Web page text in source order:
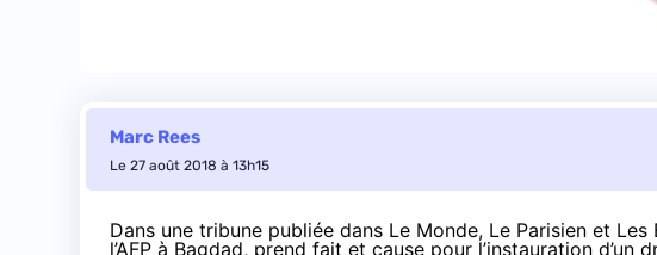
Marc Rees
Le 27 août 2018 à 13h15
Dans une tribune publiée dans Le Monde, Le Parisien et Les
l’AFP à Bagdad, prend fait et cause pour l’instauration